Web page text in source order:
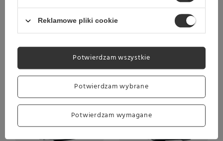
Polecane
Reklamowe pliki cookie
Potwierdzam wybrane
Potwierdzam wymagane
Potwierdzam wszystkie